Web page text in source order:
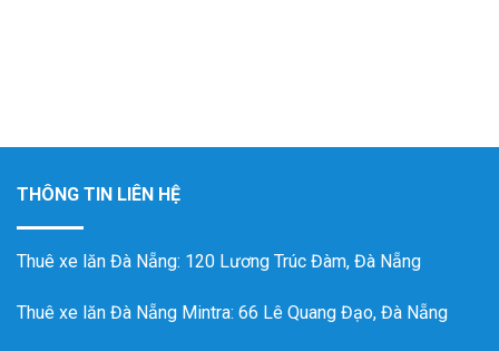
THÔNG TIN LIÊN HỆ
Thuê xe lăn Đà Nẵng: 120 Lương Trúc Đàm, Đà Nẵng
Thuê xe lăn Đà Nẵng Mintra: 66 Lê Quang Đạo, Đà Nẵng